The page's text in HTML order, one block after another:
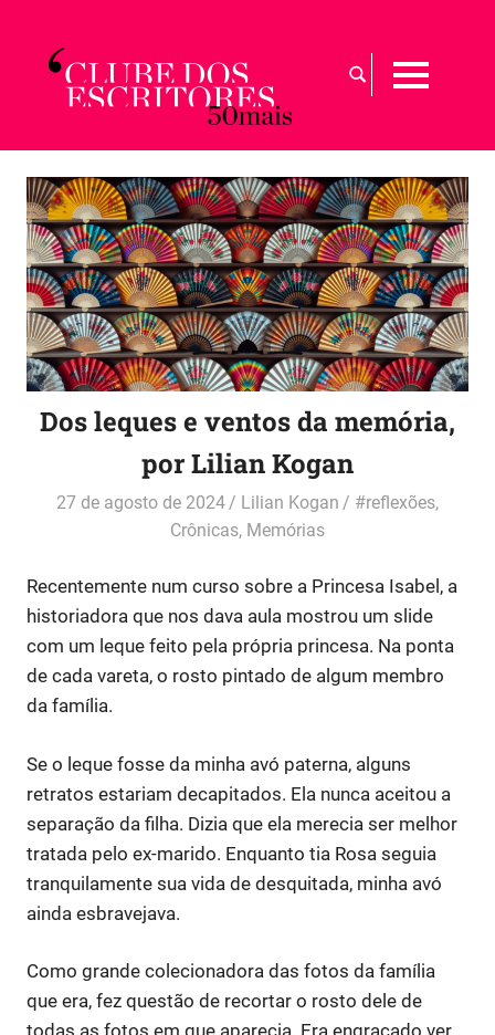
content
de
50
|
Sobre
a
arte
de
envelhecer
com
MENU
Busca
por:
Dos leques e ventos da memória,
por Lilian Kogan
27 de agosto de 2024 Lilian Kogan #reflexões,
Crônicas, Memórias
Recentemente num curso sobre a Princesa Isabel, a
historiadora que nos dava aula mostrou um slide
com um leque feito pela própria princesa. Na ponta
de cada vareta, o rosto pintado de algum membro
da família.
Se o leque fosse da minha avó paterna, alguns
retratos estariam decapitados. Ela nunca aceitou a
separação da filha. Dizia que ela merecia ser melhor
tratada pelo ex-marido. Enquanto tia Rosa seguia
tranquilamente sua vida de desquitada, minha avó
ainda esbravejava.
Como grande colecionadora das fotos da família
que era, fez questão de recortar o rosto dele de